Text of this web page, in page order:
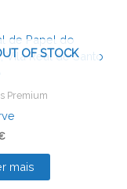
OF STOCK
Premium
mais